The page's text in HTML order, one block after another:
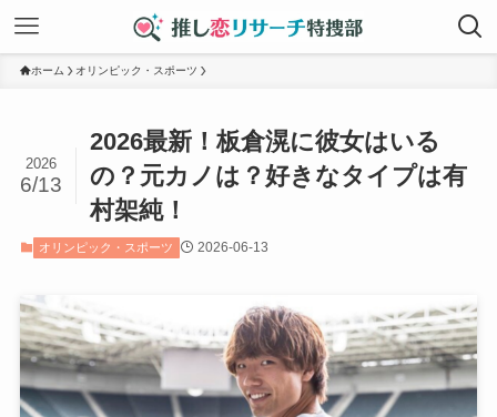
ホーム オリンピック・スポーツ
2026最新！板倉滉に彼女はいる
の？元カノは？好きなタイプは有
村架純！
2026
6/13
オリンピック・スポーツ 2026-06-13